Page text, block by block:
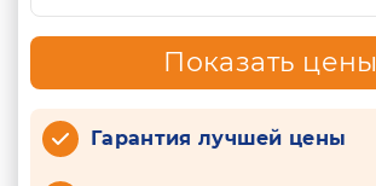
Показать цены
Гарантия лучшей цены